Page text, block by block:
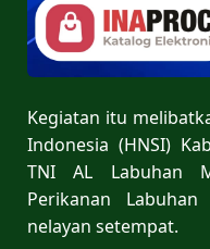
Kegiatan itu
Indonesia (HNSI)
TNI AL Labuhan
Perikanan
nelayan setempat.